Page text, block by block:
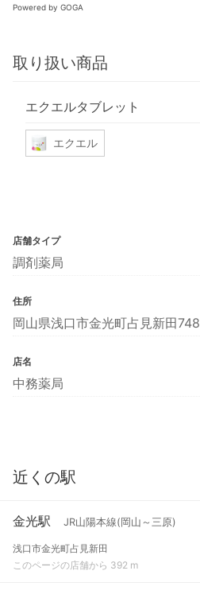
Powered by GOGA
取り扱い商品
エクエルタブレット
エクエル
店舗タイプ
調剤薬局
住所
岡山県浅口市金光町占見新田748
店名
中務薬局
近くの駅
金光駅 JR山陽本線(岡山～三原)
浅口市金光町占見新田
このページの店舗から 392 m